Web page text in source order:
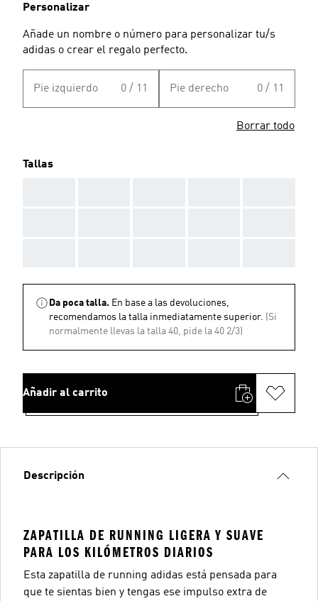
Personalizar
Añade un nombre o número para personalizar tu/s
adidas o crear el regalo perfecto.
Pie izquierdo 0 / 11 Pie derecho 0 / 11
Borrar todo
Tallas
Da poca talla. En base a las devoluciones,
recomendamos la talla inmediatamente superior. (Si
normalmente llevas la talla 40, pide la 40 2/3)
Añadir al carrito
Descripción
ZAPATILLA DE RUNNING LIGERA Y SUAVE
PARA LOS KILÓMETROS DIARIOS
Esta zapatilla de running adidas está pensada para
que te sientas bien y tengas ese impulso extra de